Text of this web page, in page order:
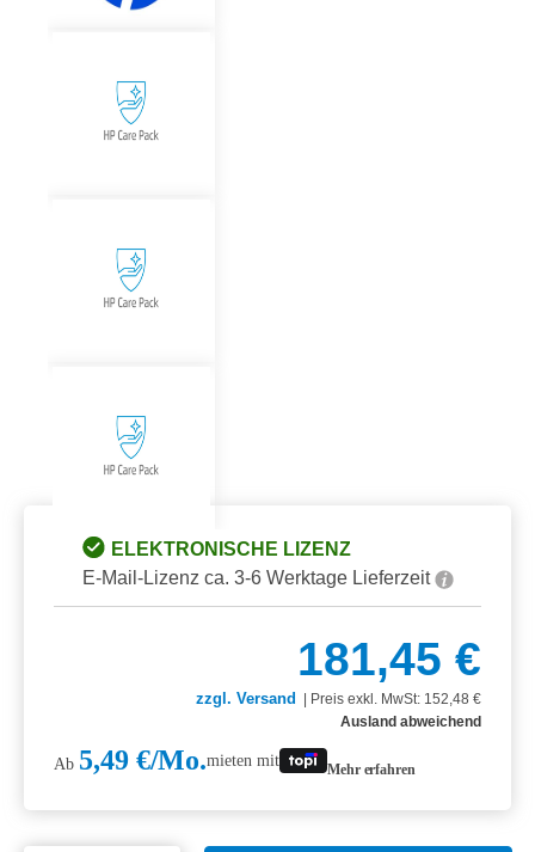
ELEKTRONISCHE LIZENZ
E-Mail-Lizenz ca. 3-6 Werktage Lieferzeit
181,45 €
zzgl. Versand
Preis exkl. MwSt: 152,48 €
Ausland abweichend
Ab 5,49 €/Mo.mieten mit Mehr erfahren